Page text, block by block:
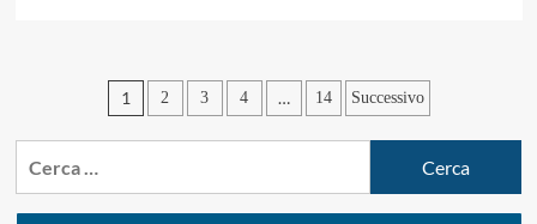
WMX
Francia:
Drunen
forte,
Goyer
Paginazione
degli
1 2 3 4 … 14 Successivo